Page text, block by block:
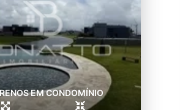
EM CONDOMÍNIO